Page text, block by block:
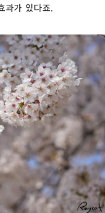
과가 있다죠.